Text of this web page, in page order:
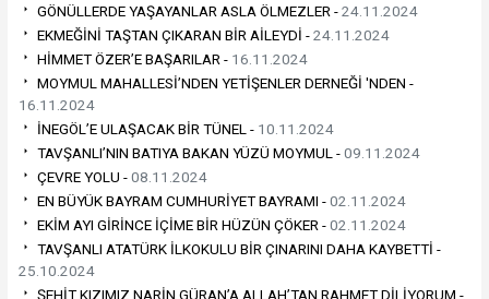
GÖNÜLLERDE YAŞAYANLAR ASLA ÖLMEZLER -24.11.2024
EKMEĞİNİ TAŞTAN ÇIKARAN BİR AİLEYDİ -24.11.2024
HİMMET ÖZER’E BAŞARILAR - 16.11.2024
MOYMUL MAHALLESİ’NDEN YETİŞENLER DERNEĞİ 'NDEN -
16.11.2024
İNEGÖL’E ULAŞACAK BİR TÜNEL - 10.11.2024
TAVŞANLI’NIN BATIYA BAKAN YÜZÜ MOYMUL -09.11.2024
ÇEVRE YOLU -08.11.2024
EN BÜYÜK BAYRAM CUMHURİYET BAYRAMI -02.11.2024
EKİM AYI GİRİNCE İÇİME BİR HÜZÜN ÇÖKER -02.11.2024
TAVŞANLI ATATÜRK İLKOKULU BİR ÇINARINI DAHA KAYBETTİ -
25.10.2024
ŞEHİT KIZIMIZ NARİN GÜRAN’A ALLAH’TAN RAHMET DİLİYORUM -